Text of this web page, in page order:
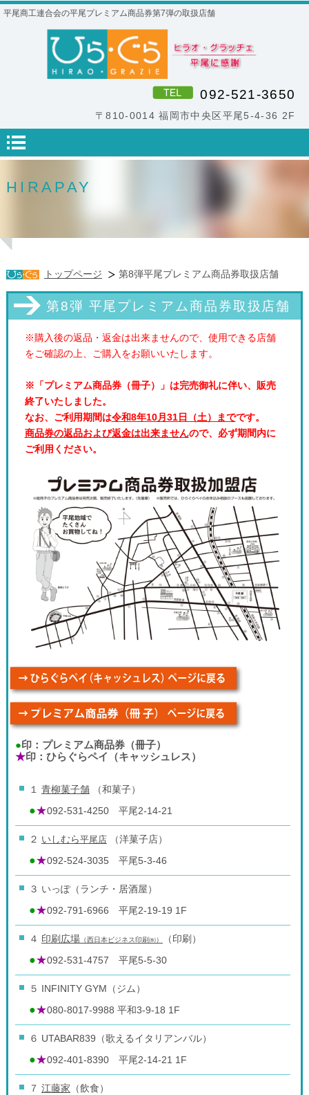
平尾商工連合会の平尾プレミアム商品券第7弾の取扱店舗
092-521-3650
〒810-0014 福岡市中央区平尾5-4-36 2F
HIRAPAY
トップページ 第8弾平尾プレミアム商品券取扱店舗
第8弾 平尾プレミアム商品券取扱店舗
※購入後の返品・返金は出来ませんので、使用できる店舗
をご確認の上、ご購入をお願いいたします。
※「プレミアム商品券（冊子）」は完売御礼に伴い、販売
終了いたしました。
なお、ご利用期間は令和8年10月31日（土）までです。
商品券の返品および返金は出来ませんので、必ず期間内に
ご利用ください。
●印：プレミアム商品券（冊子）
★印：ひらぐらペイ（キャッシュレス）
１ 青柳菓子舗 （和菓子）
●★092-531-4250 平尾2-14-21
２ いしむら平尾店（洋菓子店）
●★092-524-3035 平尾5-3-46
３ いっぽ（ランチ・居酒屋）
●★092-791-6966 平尾2-19-19 1F
４ 印刷広場（西日本ビジネス印刷㈱） （印刷）
●★092-531-4757 平尾5-5-30
５ INFINITY GYM（ジム）
●★080-8017-9988 平和3-9-18 1F
６ UTABAR839（歌えるイタリアンバル）
●★092-401-8390 平尾2-14-21 1F
７ 江藤家 （飲食）